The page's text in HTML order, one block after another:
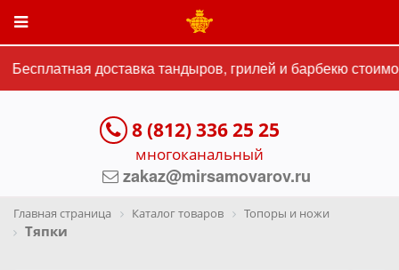
Бесплатная доставка тандыров, грилей и барбекю
8 (812) 336 25 25
многоканальный
zakaz@mirsamovarov.ru
Главная страница Каталог товаров Топоры и ножи
Тяпки